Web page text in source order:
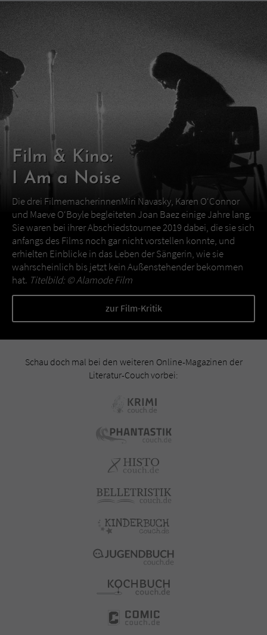
Film & Kino:
I Am a Noise
Die drei FilmemacherinnenMiri Navasky, Karen O‘Connor
und Maeve O‘Boyle begleiteten Joan Baez einige Jahre lang.
Sie waren bei ihrer Abschiedstournee 2019 dabei, die sie sich
anfangs des Films noch gar nicht vorstellen konnte, und
erhielten Einblicke in das Leben der Sängerin, wie sie
wahrscheinlich bis jetzt kein Außenstehender bekommen
hat. Titelbild: ©Alamode Film
zur Film-Kritik
Schau doch mal bei den weiteren Online-Magazinen der
Literatur-Couch vorbei: